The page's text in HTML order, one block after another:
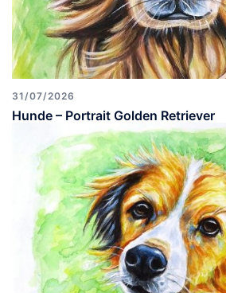
31/07/2026
Hunde – Portrait Golden Retriever